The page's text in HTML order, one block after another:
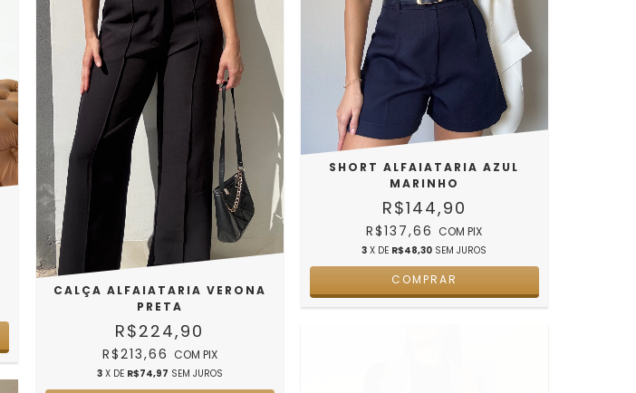
CALÇA ALFAIATARIA VERONA
PRETA
R$224,90
R$213,66 COM PIX
3 X DE R$74,97 SEM JUROS
SHORT ALFAIATARIA AZUL
MARINHO
R$144,90
R$137,66 COM PIX
3 X DE R$48,30 SEM JUROS
COMPRAR